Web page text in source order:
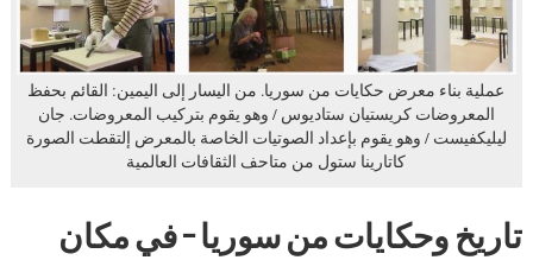
عملية بناء معرض حكايات من سوريا. من اليسار إلى اليمين: القائم بحفظ
المعروضات كريستيان ستاديوس / وهو يقوم بتركيب المعروضات. جان
ليليكفيست / وهو يقوم بإعداد الصوتيات الخاصة بالمعرض إلتقطت الصورة
كاتارينا ستول من متاحف الثقافات العالمية
تاريخ وحكايات من سوريا – في مكان